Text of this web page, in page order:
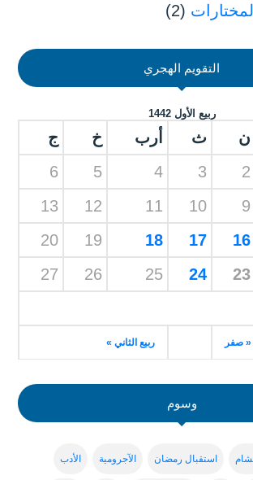
(2)
التقويم الهجري
ربيع الأول 1442
ن ث أرب خ ج
« صفر ربيع الثاني »
2
3
4
5
6
9
10
11
12
13
16
17
18
19
20
23
24
25
26
27
وسوم
استقبال رمضان الآجرومية الأدب